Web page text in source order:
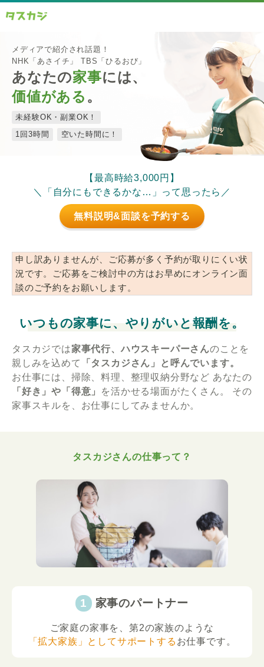
メディアで紹介され話題！
NHK「あさイチ」 TBS「ひるおび」
あなたの家事には、
価値がある 。
未経験OK・副業OK！
1回3時間
空いた時間に！
【最高時給3,000円】
＼「自分にもできるかな…」って思ったら／
無料説明&面談を予約する
申し訳ありませんが、ご応募が多く予約が取りにくい状
況です。ご応募をご検討中の方はお早めにオンライン面
談のご予約をお願いします。
いつもの家事に、やりがいと報酬を。
タスカジでは家事代行、ハウスキーパーさんのことを
親しみを込めて
「タスカジさん」と呼んでいます。
お仕事には、掃除、料理、整理収納分野など あなたの
「好き」や「得意」
を活かせる場面がたくさん。
その
家事スキルを、お仕事にしてみませんか。
タスカジさんの仕事って？
家事のパートナー
ご家庭の家事を、第2の家族のような
「拡大家族」としてサポートする お仕事です。